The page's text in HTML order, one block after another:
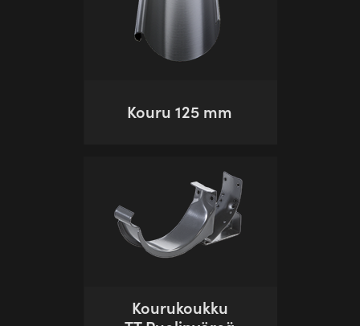
Kouru 125 mm
Kourukoukku